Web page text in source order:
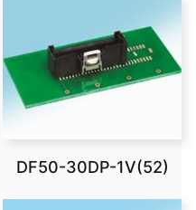
DF50-30DP-1V(52)